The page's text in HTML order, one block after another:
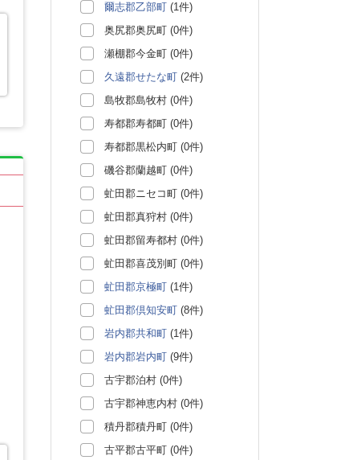
爾志郡乙部町 (1件)
奥尻郡奥尻町 (0件)
瀬棚郡今金町 (0件)
久遠郡せたな町 (2件)
島牧郡島牧村 (0件)
寿都郡寿都町 (0件)
寿都郡黒松内町 (0件)
磯谷郡蘭越町 (0件)
虻田郡ニセコ町 (0件)
虻田郡真狩村 (0件)
虻田郡留寿都村 (0件)
虻田郡喜茂別町 (0件)
虻田郡京極町 (1件)
虻田郡倶知安町 (8件)
岩内郡共和町 (1件)
岩内郡岩内町 (9件)
古宇郡泊村 (0件)
古宇郡神恵内村 (0件)
積丹郡積丹町 (0件)
古平郡古平町 (0件)